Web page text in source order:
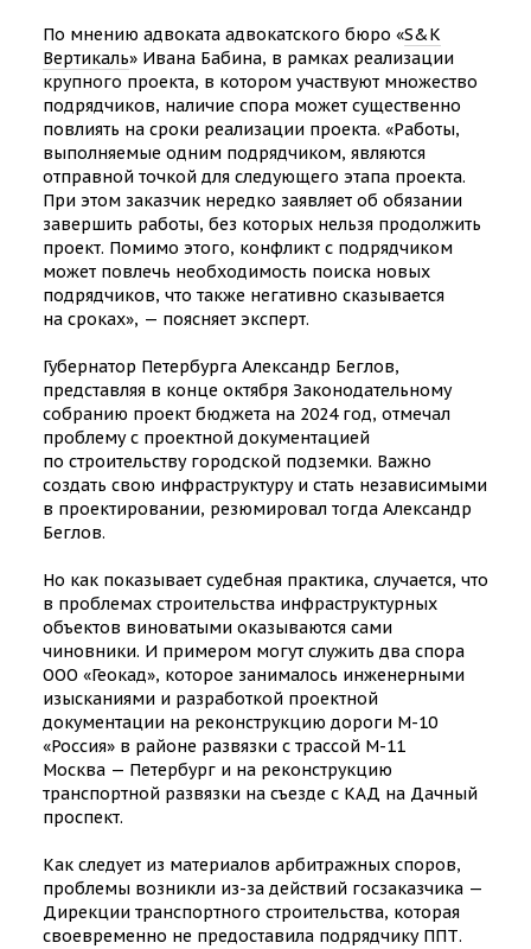
По мнению адвоката адвокатского бюро «S&K
Вертикаль» Ивана Бабина, в рамках реализации
крупного проекта, в котором участвуют множество
подрядчиков, наличие спора может существенно
повлиять на сроки реализации проекта. «Работы,
выполняемые одним подрядчиком, являются
отправной точкой для следующего этапа проекта.
При этом заказчик нередко заявляет об обязании
завершить работы, без которых нельзя продолжить
проект. Помимо этого, конфликт с подрядчиком
может повлечь необходимость поиска новых
подрядчиков, что также негативно сказывается
на сроках», — поясняет эксперт.
Губернатор Петербурга Александр Беглов,
представляя в конце октября Законодательному
собранию проект бюджета на 2024 год, отмечал
проблему с проектной документацией
по строительству городской подземки. Важно
создать свою инфраструктуру и стать независимыми
в проектировании, резюмировал тогда Александр
Беглов.
Но как показывает судебная практика, случается, что
в проблемах строительства инфраструктурных
объектов виноватыми оказываются сами
чиновники. И примером могут служить два спора
ООО «Геокад», которое занималось инженерными
изысканиями и разработкой проектной
документации на реконструкцию дороги М-10
«Россия» в районе развязки с трассой М-11
Москва — Петербург и на реконструкцию
транспортной развязки на съезде с КАД на Дачный
проспект.
Как следует из материалов арбитражных споров,
проблемы возникли из-за действий госзаказчика —
Дирекции транспортного строительства, которая
своевременно не предоставила подрядчику ППТ.